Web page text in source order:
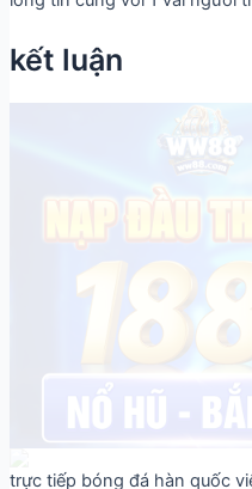
kết luận
trực tiếp bóng đá hàn quốc